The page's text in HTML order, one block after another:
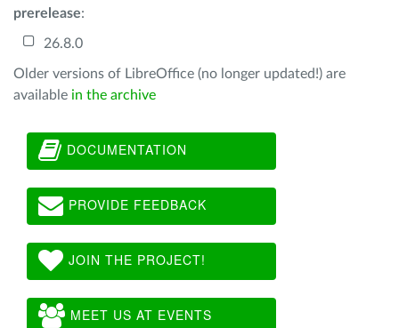
prerelease:
26.8.0
Older versions of LibreOffice (no longer updated!) are
available in the archive
DOCUMENTATION
PROVIDE FEEDBACK
JOIN THE PROJECT!
MEET US AT EVENTS